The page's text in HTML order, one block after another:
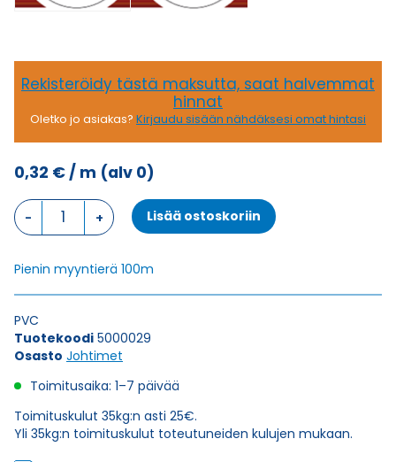
Rekisteröidy tästä maksutta, saat halvemmat
hinnat
Oletko jo asiakas? Kirjaudu sisään nähdäksesi omat hintasi
0,32 €/ m (alv 0)
Johdin
H05V-
PUNAINEN
1X0,5
määrä
Lisää ostoskoriin
Pienin myyntierä 100m
PVC
Tuotekoodi 5000029
Osasto Johtimet
Toimitusaika: 1–7 päivää
Toimituskulut 35kg:n asti 25€.
Yli 35kg:n toimituskulut toteutuneiden kulujen mukaan.